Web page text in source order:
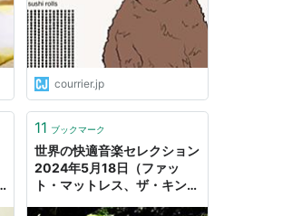
courrier.jp
11 ブックマーク
世界の快適音楽セレクション
2024年5月18日（ファッ
ト・マットレス、ザ・キンク